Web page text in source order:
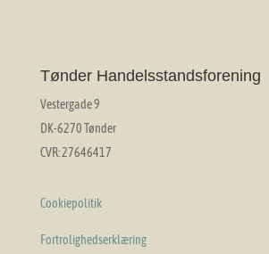
Tønder Handelsstandsforening
Vestergade 9
DK-6270 Tønder
CVR: 27646417
Cookiepolitik
Fortrolighedserklæring